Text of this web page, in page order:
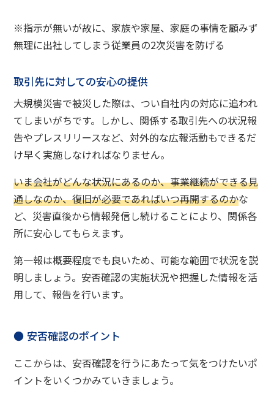
※指示が無いが故に、家族や家屋、家庭の事情を顧みず
無理に出社してしまう従業員の2次災害を防げる
取引先に対しての安心の提供
大規模災害で被災した際は、つい自社内の対応に追われ
てしまいがちです。しかし、関係する取引先への状況報
告やプレスリリースなど、対外的な広報活動もできるだ
け早く実施しなければなりません。
いま会社がどんな状況にあるのか、事業継続ができる見
通しなのか、復旧が必要であればいつ再開するのかな
ど、災害直後から情報発信し続けることにより、関係各
所に安心してもらえます。
第一報は概要程度でも良いため、可能な範囲で状況を説
明しましょう。安否確認の実施状況や把握した情報を活
用して、報告を行います。
安否確認のポイント
ここからは、安否確認を行うにあたって気をつけたいポ
イントをいくつかみていきましょう。